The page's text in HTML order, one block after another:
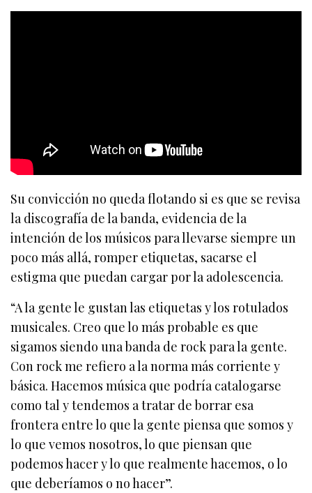
Su convicción no queda flotando si es que se revisa
la discografía de la banda, evidencia de la
intención de los músicos para llevarse siempre un
poco más allá, romper etiquetas, sacarse el
estigma que puedan cargar por la adolescencia.
“A la gente le gustan las etiquetas y los rotulados
musicales. Creo que lo más probable es que
sigamos siendo una banda de rock para la gente.
Con rock me refiero a la norma más corriente y
básica. Hacemos música que podría catalogarse
como tal y tendemos a tratar de borrar esa
frontera entre lo que la gente piensa que somos y
lo que vemos nosotros, lo que piensan que
podemos hacer y lo que realmente hacemos, o lo
que deberíamos o no hacer”.